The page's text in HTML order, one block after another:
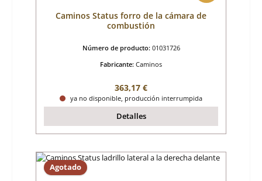
Caminos Status forro de la cámara de
combustión
Número de producto: 01031726
Fabricante: Caminos
Precio normal:
363,17 €
ya no disponible, producción interrumpida
Detalles
Agotado